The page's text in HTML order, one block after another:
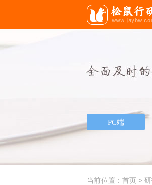
当前位置： 首页 >